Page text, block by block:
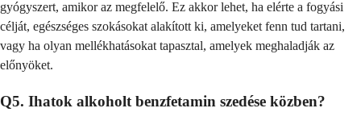
gyógyszert, amikor az megfelelő. Ez akkor lehet, ha elérte a fogyási
célját, egészséges szokásokat alakított ki, amelyeket fenn tud tartani,
vagy ha olyan mellékhatásokat tapasztal, amelyek meghaladják az
előnyöket.
Q5. Ihatok alkoholt benzfetamin szedése közben?